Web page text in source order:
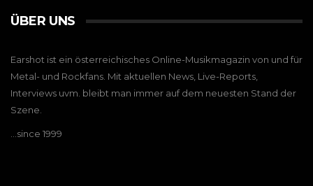
ÜBER UNS
Earshot ist ein österreichisches Online-Musikmagazin von und für
Metal- und Rockfans. Mit aktuellen News, Live-Reports,
Interviews uvm. bleibt man immer auf dem neuesten Stand der
Szene.
…since 1999